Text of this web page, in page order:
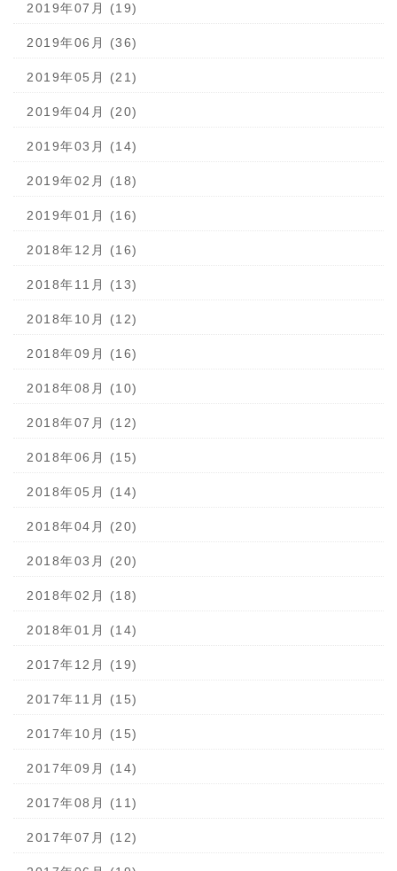
2019年07月 (19)
2019年06月 (36)
2019年05月 (21)
2019年04月 (20)
2019年03月 (14)
2019年02月 (18)
2019年01月 (16)
2018年12月 (16)
2018年11月 (13)
2018年10月 (12)
2018年09月 (16)
2018年08月 (10)
2018年07月 (12)
2018年06月 (15)
2018年05月 (14)
2018年04月 (20)
2018年03月 (20)
2018年02月 (18)
2018年01月 (14)
2017年12月 (19)
2017年11月 (15)
2017年10月 (15)
2017年09月 (14)
2017年08月 (11)
2017年07月 (12)